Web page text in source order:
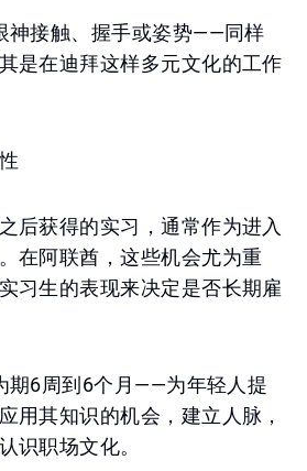
接触、握手或姿势——同样
是在迪拜这样多元文化的工作
后获得的实习，通常作为进入
在阿联酋，这些机会尤为重
习生的表现来决定是否长期雇
期6周到6个月——为年轻人提
用其知识的机会，建立人脉，
识职场文化。